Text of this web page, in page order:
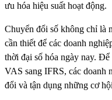
ưu hóa hiệu suất hoạt động.
Chuyển đổi số không chỉ là
cần thiết để các doanh
thời đại số hóa ngày nay.
VAS sang IFRS, các doanh
đổi và tận dụng những cơ